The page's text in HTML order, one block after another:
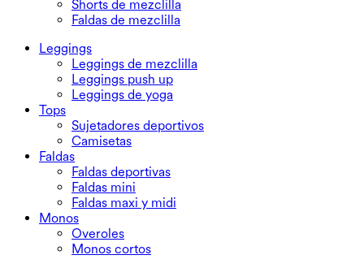
Shorts de mezclilla
Faldas de mezclilla
Leggings
Leggings de mezclilla
Leggings push up
Leggings de yoga
Tops
Sujetadores deportivos
Camisetas
Faldas
Faldas deportivas
Faldas mini
Faldas maxi y midi
Monos
Overoles
Monos cortos